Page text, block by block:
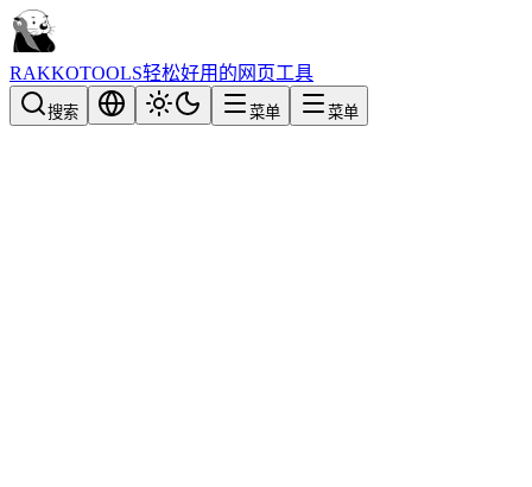
RAKKOTOOLS轻松好用的网页工具
搜索 菜单 菜单